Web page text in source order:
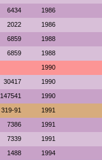
6434 1986
2022 1986
6859 1988
6859 1988
1990
30417 1990
147541 1990
319-91 1991
7386 1991
7339 1991
1488 1994